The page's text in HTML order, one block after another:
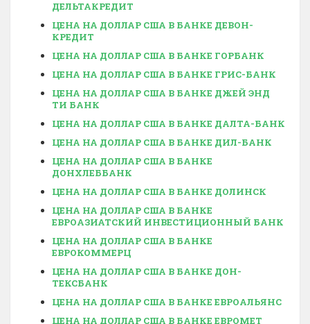
ДЕЛЬТАКРЕДИТ
ЦЕНА НА ДОЛЛАР США В БАНКЕ ДЕВОН-
КРЕДИТ
ЦЕНА НА ДОЛЛАР США В БАНКЕ ГОРБАНК
ЦЕНА НА ДОЛЛАР США В БАНКЕ ГРИС-БАНК
ЦЕНА НА ДОЛЛАР США В БАНКЕ ДЖЕЙ ЭНД
ТИ БАНК
ЦЕНА НА ДОЛЛАР США В БАНКЕ ДАЛТА-БАНК
ЦЕНА НА ДОЛЛАР США В БАНКЕ ДИЛ-БАНК
ЦЕНА НА ДОЛЛАР США В БАНКЕ
ДОНХЛЕББАНК
ЦЕНА НА ДОЛЛАР США В БАНКЕ ДОЛИНСК
ЦЕНА НА ДОЛЛАР США В БАНКЕ
ЕВРОАЗИАТСКИЙ ИНВЕСТИЦИОННЫЙ БАНК
ЦЕНА НА ДОЛЛАР США В БАНКЕ
ЕВРОКОММЕРЦ
ЦЕНА НА ДОЛЛАР США В БАНКЕ ДОН-
ТЕКСБАНК
ЦЕНА НА ДОЛЛАР США В БАНКЕ ЕВРОАЛЬЯНС
ЦЕНА НА ДОЛЛАР США В БАНКЕ ЕВРОМЕТ